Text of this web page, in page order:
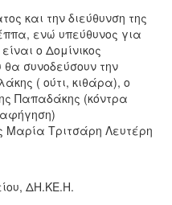
και την διεύθυνση της
ενώ υπεύθυνος για
ο Δομίνικος
συνοδεύσουν την
( ούτι, κιθάρα), ο
Παπαδάκης (κόντρα
Μαρία Τριτσάρη Λευτέρη
ΔΗ.ΚΕ.Η.